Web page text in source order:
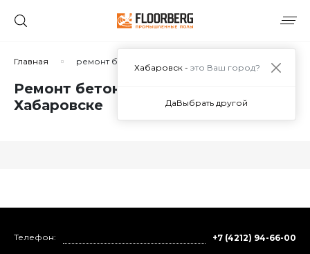
Главная ремонт бетонного пола на складе
Ремонт бетонного пола на складе в
Хабаровске
Телефон: +7 (4212) 94-66-00
Хабаровск - это Ваш город?
ДаВыбрать другой